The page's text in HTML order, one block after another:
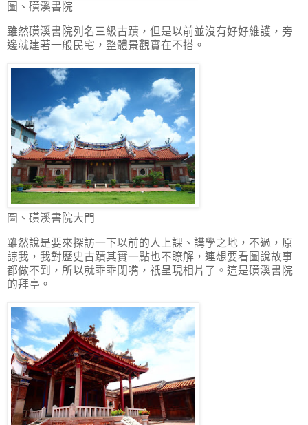
圖、磺溪書院
雖然磺溪書院列名三級古蹟，但是以前並沒有好好維護，旁
邊就建著一般民宅，整體景觀實在不搭。
圖、磺溪書院大門
雖然說是要來探訪一下以前的人上課、講學之地，不過，原
諒我，我對歷史古蹟其實一點也不瞭解，連想要看圖說故事
都做不到，所以就乖乖閉嘴，祇呈現相片了。這是磺溪書院
的拜亭。